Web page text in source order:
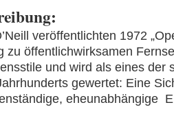
veröffentlichten 1972
zu öffentlichwirksamen
und wird als eines der
gewertet: Eine
eheunabhängige